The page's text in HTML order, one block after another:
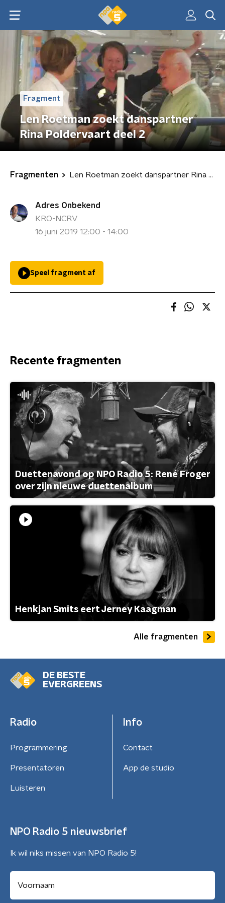
Fragment
Len Roetman zoekt danspartner
Rina Poldervaart deel 2
Fragmenten Len Roetman zoekt danspartner Rina Poldervaart deel 2
Adres Onbekend
KRO-NCRV
16 juni 2019 12:00 - 14:00
Speel fragment af
Recente fragmenten
Duettenavond op NPO Radio 5: René Froger
over zijn nieuwe duettenalbum
Henkjan Smits eert Jerney Kaagman
Alle fragmenten
DE BESTE
EVERGREENS
Radio
Programmering
Presentatoren
Luisteren
Info
Contact
App de studio
NPO Radio 5 nieuwsbrief
Ik wil niks missen van NPO Radio 5!